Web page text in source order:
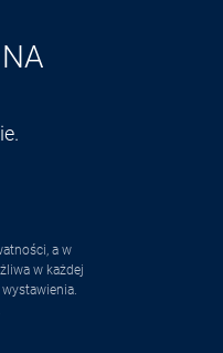
NA
a w
w każdej